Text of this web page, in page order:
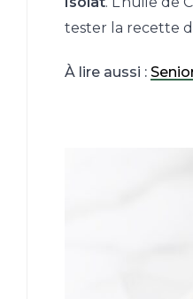
tester la recette
À lire aussi :